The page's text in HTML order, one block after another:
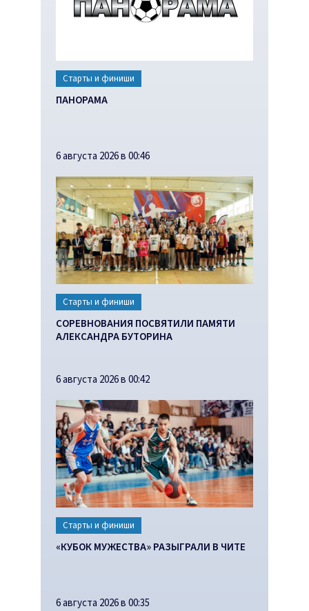
Старты и финиши
ПАНОРАМА
6 августа 2026 в 00:46
Старты и финиши
СОРЕВНОВАНИЯ ПОСВЯТИЛИ ПАМЯТИ
АЛЕКСАНДРА БУТОРИНА
6 августа 2026 в 00:42
Старты и финиши
«КУБОК МУЖЕСТВА» РАЗЫГРАЛИ В ЧИТЕ
6 августа 2026 в 00:35